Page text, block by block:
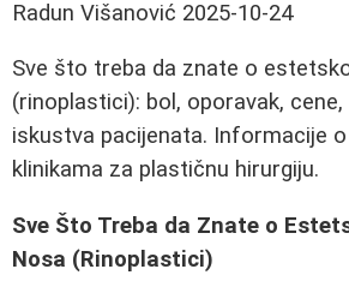
Radun Višanović 2025-10-24
Sve što treba da znate o
(rinoplastici): bol, oporavak,
iskustva pacijenata. Informacije
klinikama za plastičnu hirurgiju.
Sve Što Treba da Znate o
Nosa (Rinoplastici)